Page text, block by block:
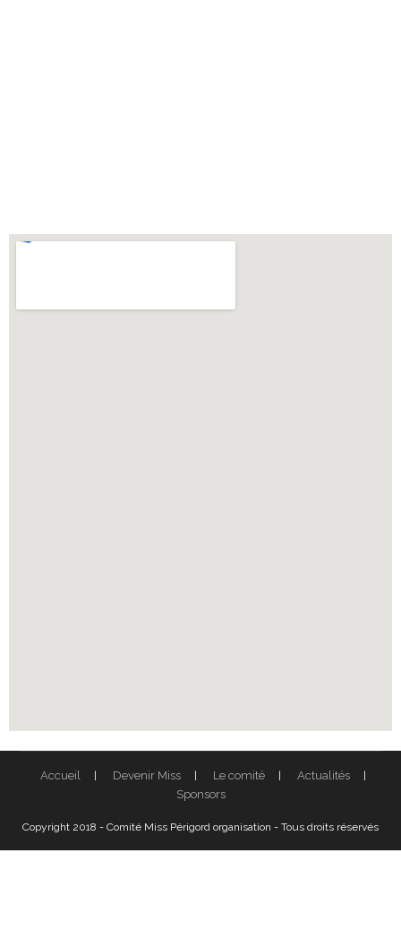
Accueil Devenir Miss Le comité
Actualités
Sponsors
Copyright 2018 - Comité Miss Périgord organisation - Tous droits réservés